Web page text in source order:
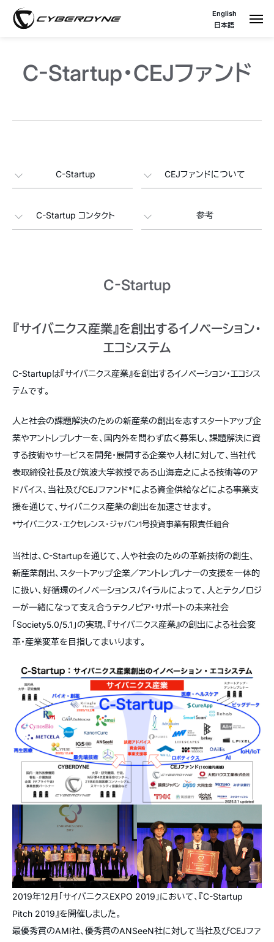
English
日本語
C-Startup・CEJファンド
C-Startup CEJファンドについて
C-Startup コンタクト 参考
C-Startup
『サイバニクス産業』を創出するイノベーション・
エコシステム
C-Startupは『サイバニクス産業』を創出するイノベーション・エコシス
テムです。
人と社会の課題解決のための新産業の創出を志すスタートアップ企
業やアントレプレナーを、国内外を問わず広く募集し、課題解決に資
する技術やサービスを開発・展開する企業や人材に対して、当社代
表取締役社長及び筑波大学教授である山海嘉之による技術等のア
ドバイス、当社及びCEJファンド*による資金供給などによる事業支
援を通じて、サイバニクス産業の創出を加速させます。
*サイバニクス・エクセレンス・ジャパン1号投資事業有限責任組合
当社は、C-Startupを通じて、人や社会のための革新技術の創生、
新産業創出、スタートアップ企業／アントレプレナーの支援を一体的
に扱い、好循環のイノベーションスパイラルによって、人とテクノロジ
ーが一緒になって支え合うテクノピア・サポートの未来社会
「Society5.0/5.1」の実現、『サイバニクス産業』の創出による社会変
革・産業変革を目指してまいります。
2019年12月「サイバニクスEXPO 2019」において、『C-Startup
Pitch 2019』を開催しました。
最優秀賞のAMI社、優秀賞のANSeeN社に対して当社及びCEJファ